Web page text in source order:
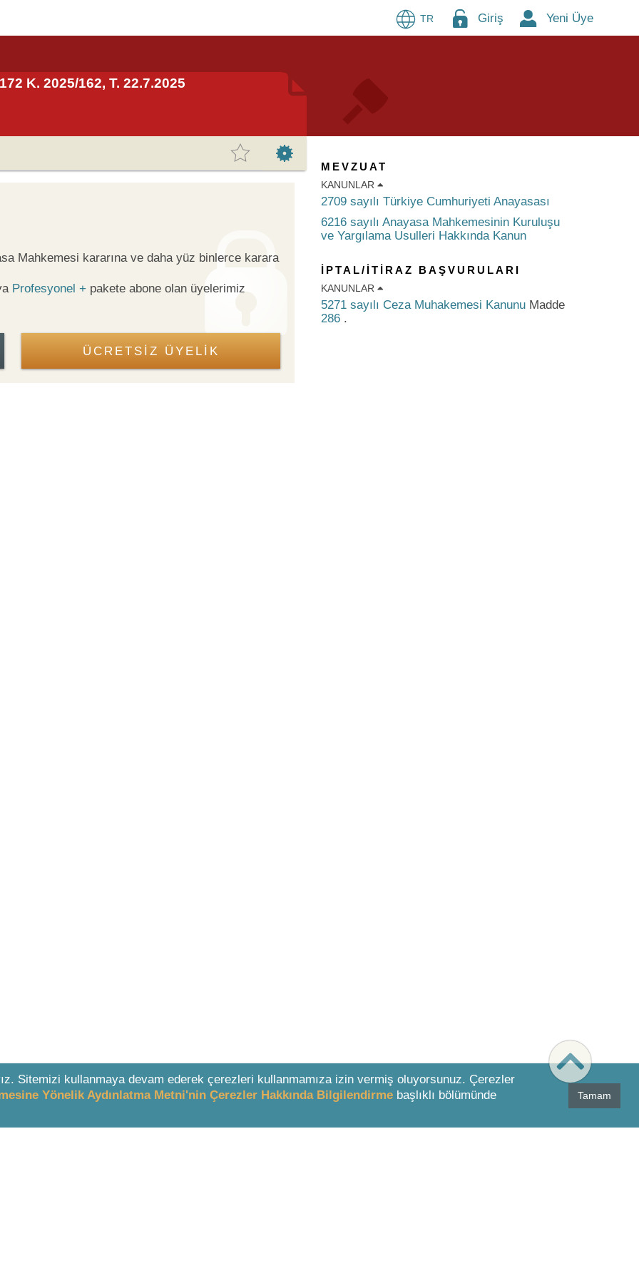
TR Giriş Yeni Üye
K. 2025/162, T. 22.7.2025
Mahkemesi kararına ve daha yüz binlerce karara
Profesyonel + pakete abone olan üyelerimiz
ÜCRETSİZ ÜYELİK
MEVZUAT
KANUNLAR
2709 sayılı Türkiye Cumhuriyeti Anayasası
6216 sayılı Anayasa Mahkemesinin Kuruluşu
ve Yargılama Usulleri Hakkında Kanun
İPTAL/İTIRAZ BAŞVURULARI
KANUNLAR
5271 sayılı Ceza Muhakemesi Kanunu Madde
286 .
Sitemizi kullanmaya devam ederek çerezleri kullanmamıza izin vermiş oluyorsunuz. Çerezler
Yönelik Aydınlatma Metni'nin Çerezler Hakkında Bilgilendirme başlıklı bölümünde
Tamam